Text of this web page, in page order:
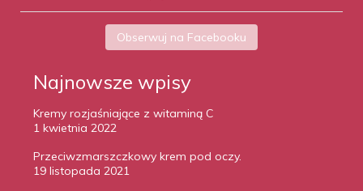
Obserwuj na Facebooku
Najnowsze wpisy
Kremy rozjaśniające z witaminą C
1 kwietnia 2022
Przeciwzmarszczkowy krem pod oczy.
19 listopada 2021